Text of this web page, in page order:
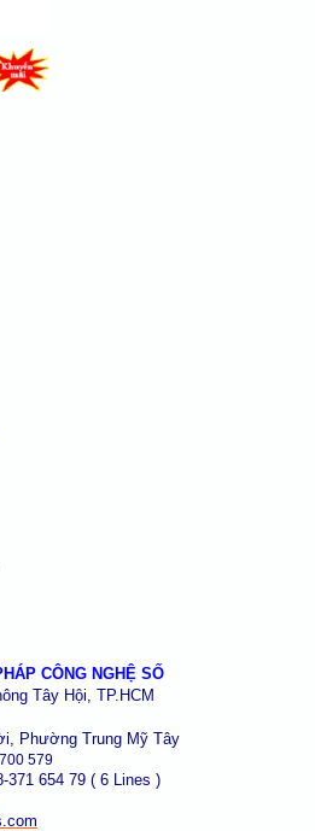
CÔNG NGHỆ SỐ
Tây Hội, TP.HCM
Phường Trung Mỹ Tây
579
654 79 ( 6 Lines )
.com